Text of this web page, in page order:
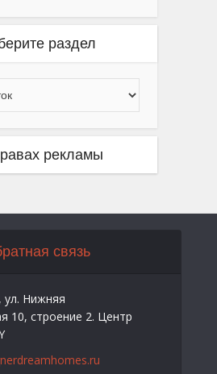
раздел
рекламы
связь
ул. Нижняя
10, строение 2. Центр